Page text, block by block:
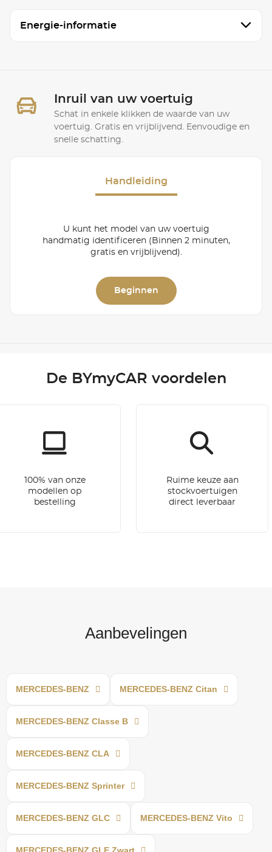
Energie-informatie
Inruil van uw voertuig
Schat in enkele klikken de waarde van uw
voertuig. Gratis en vrijblijvend. Eenvoudige en
snelle schatting.
Handleiding
U kunt het model van uw voertuig
handmatig identificeren (Binnen 2 minuten,
gratis en vrijblijvend).
Beginnen
De BYmyCAR voordelen
100% van onze
modellen op
bestelling
Ruime keuze aan
stockvoertuigen
direct leverbaar
Aanbevelingen
MERCEDES-BENZ MERCEDES-BENZ Citan
MERCEDES-BENZ Classe B
MERCEDES-BENZ CLA
MERCEDES-BENZ Sprinter
MERCEDES-BENZ GLC MERCEDES-BENZ Vito